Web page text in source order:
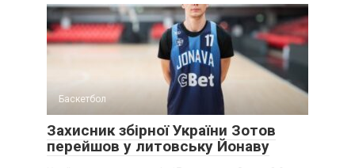
Баскетбол
Захисник збірної України Зотов
перейшов у литовську Йонаву